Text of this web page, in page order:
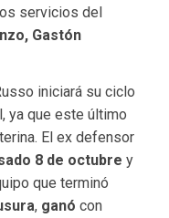
servicios del
Gastón
iniciará su ciclo
ya que este último
El ex defensor
8 de octubre y
que terminó
, ganó con